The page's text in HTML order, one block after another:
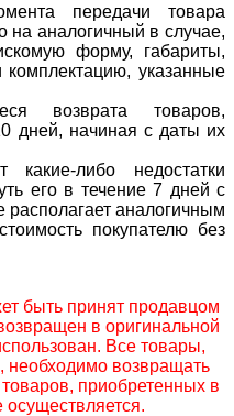
передачи товара
на аналогичный в случае,
форму, габариты,
указанные
возврата товаров,
дней, начиная с даты их
какие-либо недостатки
его в течение 7 дней с
располагает аналогичным
покупателю без
быть принят продавцом
в оригинальной
Все товары,
необходимо возвращать
приобретенных в
осуществляется.